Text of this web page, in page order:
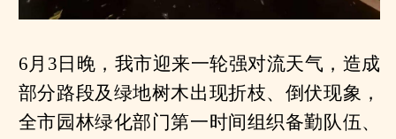
6月3日晚，我市迎来一轮强对流天气，造成
部分路段及绿地树木出现折枝、倒伏现象，
全市园林绿化部门第一时间组织备勤队伍、